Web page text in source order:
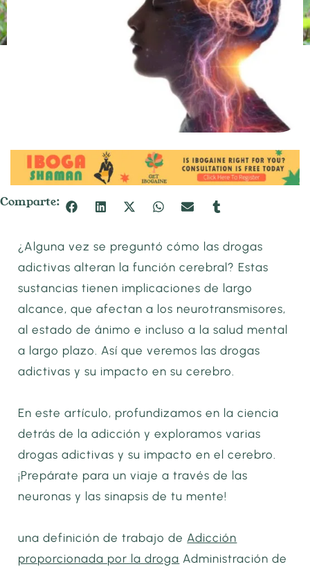
Comparte:
¿Alguna vez se preguntó cómo las drogas
adictivas alteran la función cerebral? Estas
sustancias tienen implicaciones de largo
alcance, que afectan a los neurotransmisores,
al estado de ánimo e incluso a la salud mental
a largo plazo. Así que veremos las drogas
adictivas y su impacto en su cerebro.
En este artículo, profundizamos en la ciencia
detrás de la adicción y exploramos varias
drogas adictivas y su impacto en el cerebro.
¡Prepárate para un viaje a través de las
neuronas y las sinapsis de tu mente!
una definición de trabajo de Adicción
proporcionada por la droga Administración de